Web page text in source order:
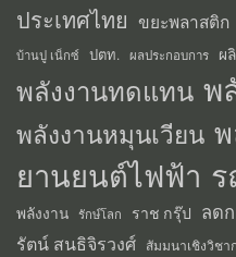
ประเทศไทย
ขยะพลาสติก
บ้านปู เน็กซ์ ปตท. ผลประกอบการ ผ
พลังงานทดแทน พ
พลังงานหมุนเวียน
ยานยนต์ไฟฟ้า
พลังงาน
รักษ์โลก ราช กรุ๊ป ลด
รัตน์ สนธิจิรวงศ์
สัมมนาเชิงวิชา